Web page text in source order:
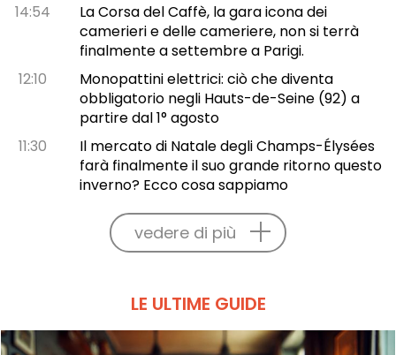
14:54
La Corsa del Caffè, la gara icona dei
camerieri e delle cameriere, non si terrà
finalmente a settembre a Parigi.
12:10
Monopattini elettrici: ciò che diventa
obbligatorio negli Hauts-de-Seine (92) a
partire dal 1° agosto
11:30
Il mercato di Natale degli Champs-Élysées
farà finalmente il suo grande ritorno questo
inverno? Ecco cosa sappiamo
vedere di più
LE ULTIME GUIDE